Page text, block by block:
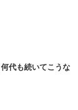
代も続いてこうな